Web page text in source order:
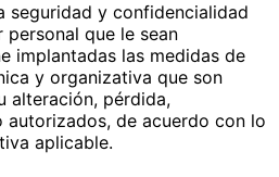
seguridad y confidencialidad
que le sean
implantadas las medidas de
y organizativa que son
alteración, pérdida,
de acuerdo con lo
aplicable.